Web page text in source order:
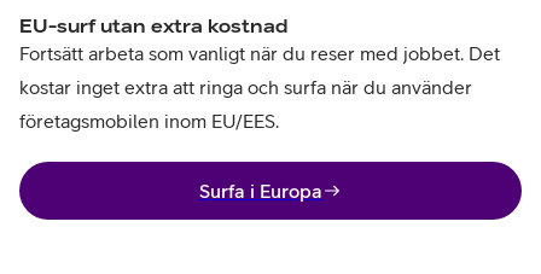
EU-surf utan extra kostnad
Fortsätt arbeta som vanligt när du reser med jobbet. Det
kostar inget extra att ringa och surfa när du använder
företagsmobilen inom EU/EES.
Surfa i Europa